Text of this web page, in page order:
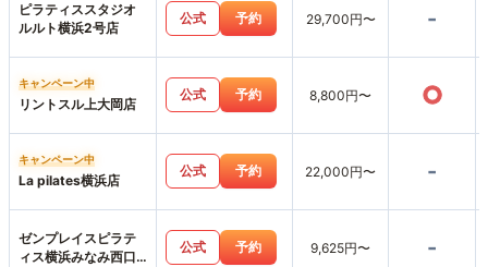
ピラティススタジオ
ルルト横浜2号店
公式 予約 29,700円〜 -
キャンペーン中
リントスル上大岡店
公式 予約 8,800円〜 ○
キャンペーン中
La pilates横浜店
公式 予約 22,000円〜 -
ゼンプレイスピラテ
ィス横浜みなみ西口
公式 予約 9,625円〜 -